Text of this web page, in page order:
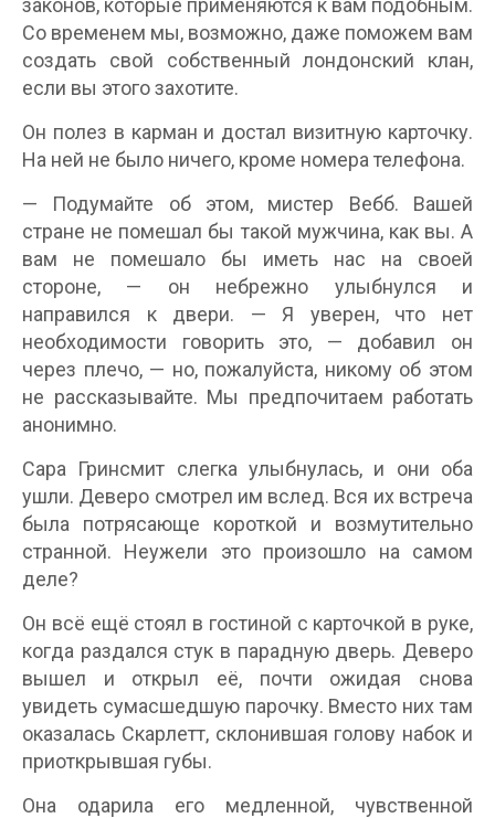
законов, которые применяются к вам подобным.
Со временем мы, возможно, даже поможем вам
создать свой собственный лондонский клан,
если вы этого захотите.
Он полез в карман и достал визитную карточку.
На ней не было ничего, кроме номера телефона.
— Подумайте об этом, мистер Вебб. Вашей
стране не помешал бы такой мужчина, как вы. А
вам не помешало бы иметь нас на своей
стороне, — он небрежно улыбнулся и
направился к двери. — Я уверен, что нет
необходимости говорить это, — добавил он
через плечо, — но, пожалуйста, никому об этом
не рассказывайте. Мы предпочитаем работать
анонимно.
Сара Гринсмит слегка улыбнулась, и они оба
ушли. Деверо смотрел им вслед. Вся их встреча
была потрясающе короткой и возмутительно
странной. Неужели это произошло на самом
деле?
Он всё ещё стоял в гостиной с карточкой в руке,
когда раздался стук в парадную дверь. Деверо
вышел и открыл её, почти ожидая снова
увидеть сумасшедшую парочку. Вместо них там
оказалась Скарлетт, склонившая голову набок и
приоткрывшая губы.
Она одарила его медленной, чувственной